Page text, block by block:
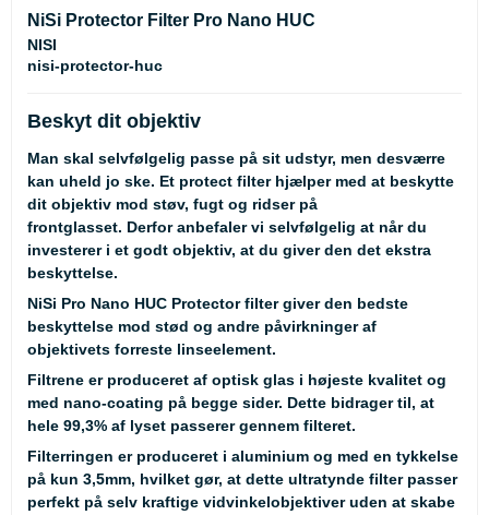
NiSi Protector Filter Pro Nano HUC
NISI
nisi-protector-huc
Beskyt dit objektiv
Man skal selvfølgelig passe på sit udstyr, men desværre
kan uheld jo ske. Et protect filter hjælper med at beskytte
dit objektiv mod støv, fugt og ridser på
frontglasset. Derfor anbefaler vi selvfølgelig at når du
investerer i et godt objektiv, at du giver den det ekstra
beskyttelse.
NiSi Pro Nano HUC Protector filter giver den bedste
beskyttelse mod stød og andre påvirkninger af
objektivets forreste linseelement.
Filtrene er produceret af optisk glas i højeste kvalitet og
med nano-coating på begge sider. Dette bidrager til, at
hele 99,3% af lyset passerer gennem filteret.
Filterringen er produceret i aluminium og med en tykkelse
på kun 3,5mm, hvilket gør, at dette ultratynde filter passer
perfekt på selv kraftige vidvinkelobjektiver uden at skabe